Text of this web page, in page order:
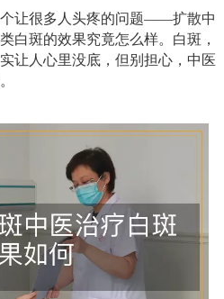
让很多人头疼的问题——扩散中
白斑的效果究竟怎么样。白斑，
让人心里没底，但别担心，中医